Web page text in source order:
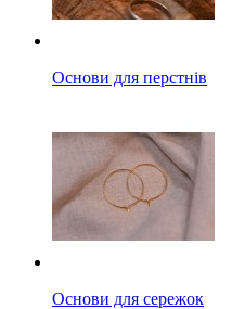
Основи для перстнів
Основи для сережок